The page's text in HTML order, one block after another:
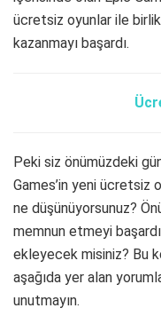
ücretsiz oyunlar ile
kazanmayı başardı.
Peki siz önümüzdeki
Games’in yeni ücretsiz
ne düşünüyorsunuz?
memnun etmeyi
ekleyecek misiniz? Bu
aşağıda yer alan
unutmayın.